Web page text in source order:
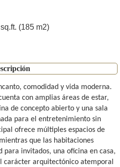
(185 m2)
comodidad y vida moderna.
con amplias áreas de estar,
de concepto abierto y una sala
para el entretenimiento sin
ofrece múltiples espacios de
que las habitaciones
invitados, una oficina en casa,
carácter arquitectónico atemporal